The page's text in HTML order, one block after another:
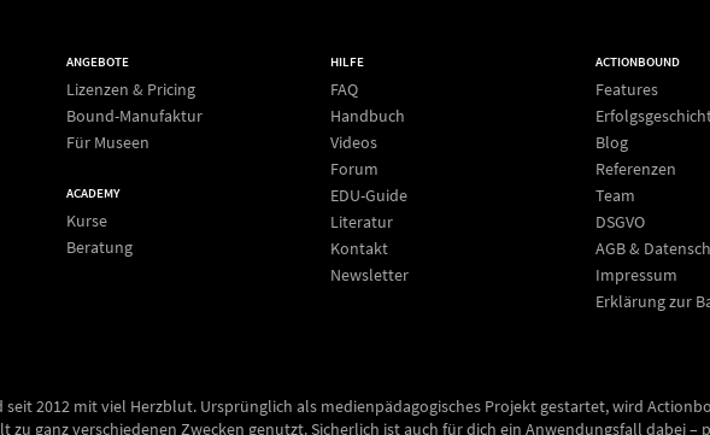
ANGEBOTE
Lizenzen & Pricing
Bound-Manufaktur
Für Museen
ACADEMY
Kurse
Beratung
HILFE
FAQ
Handbuch
Videos
Forum
EDU-Guide
Literatur
Kontakt
Newsletter
ACTIONBOUND
Features
Blog
Referenzen
Team
DSGVO
AGB &
Impressum
Erklärung zur
2012 mit viel Herzblut. Ursprünglich als medienpädagogisches Projekt gestartet, wird
zu ganz verschiedenen Zwecken genutzt. Sicherlich ist auch für dich ein Anwendungsfall dabei –